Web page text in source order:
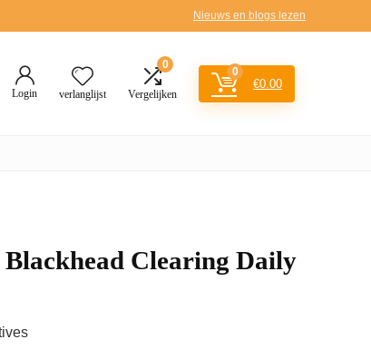
Nieuws en blogs lezen
Login verlanglijst
0
Vergelijken
0
€0.00
Clearing Daily